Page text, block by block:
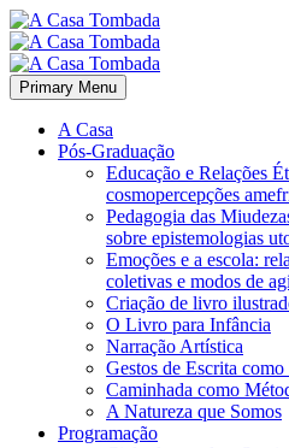
Primary Menu
A Casa
Pós-Graduação
Educação e Relações
cosmopercepções
Pedagogia das
sobre epistemologias
Emoções e a escola:
coletivas e modos de
Criação de livro
O Livro para Infância
Narração Artística
Gestos de Escrita
Caminhada como
A Natureza que Somos
Programação